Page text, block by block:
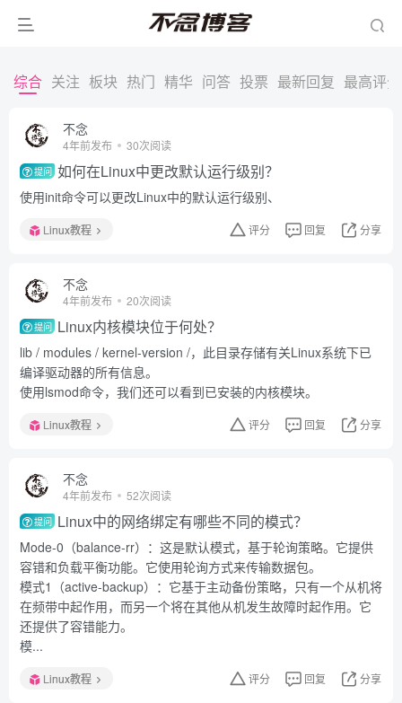
综合 关注 板块 热门 精华 问答 投票 最新回复 最高评分
不念
4年前发布 30次阅读
提问 如何在Linux中更改默认运行级别？
使用init命令可以更改Linux中的默认运行级别、
Linux教程 评分 回复 分享
不念
4年前发布 20次阅读
提问 Linux内核模块位于何处？
lib / modules / kernel-version /，此目录存储有关Linux系统下已
编译驱动器的所有信息。
使用lsmod命令，我们还可以看到已安装的内核模块。
Linux教程 评分 回复 分享
不念
4年前发布 52次阅读
提问 Linux中的网络绑定有哪些不同的模式？
Mode-0（balance-rr）：这是默认模式，基于轮询策略。它提供
容错和负载平衡功能。它使用轮询方式来传输数据包。
模式1（active-backup）：它基于主动备份策略，只有一个从机将
在频带中起作用，而另一个将在其他从机发生故障时起作用。它
还提供了容错能力。
模...
Linux教程 评分 回复 分享